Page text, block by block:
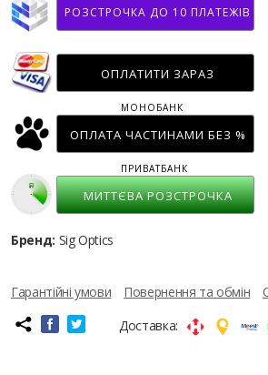
РОЗСТРОЧКА ДО 10 ПЛАТЕЖІВ
ОПЛАТИТИ ЗАРАЗ
ОПЛАТА ЧАСТИНАМИ БЕЗ %
МОНОБАНК
МИТТЄВА РОЗСТРОЧКА
ПРИВАТБАНК
Бренд: Sig Optics
Гарантійні умови Повернення та обмін
Доставка: